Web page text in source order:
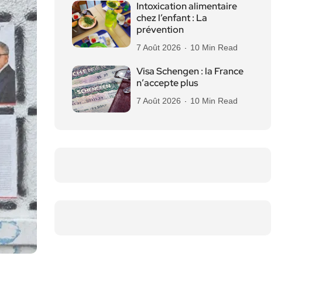
Intoxication alimentaire
chez l’enfant : La
prévention
7 Août 2026 10 Min Read
Visa Schengen : la France
n’accepte plus
7 Août 2026 10 Min Read